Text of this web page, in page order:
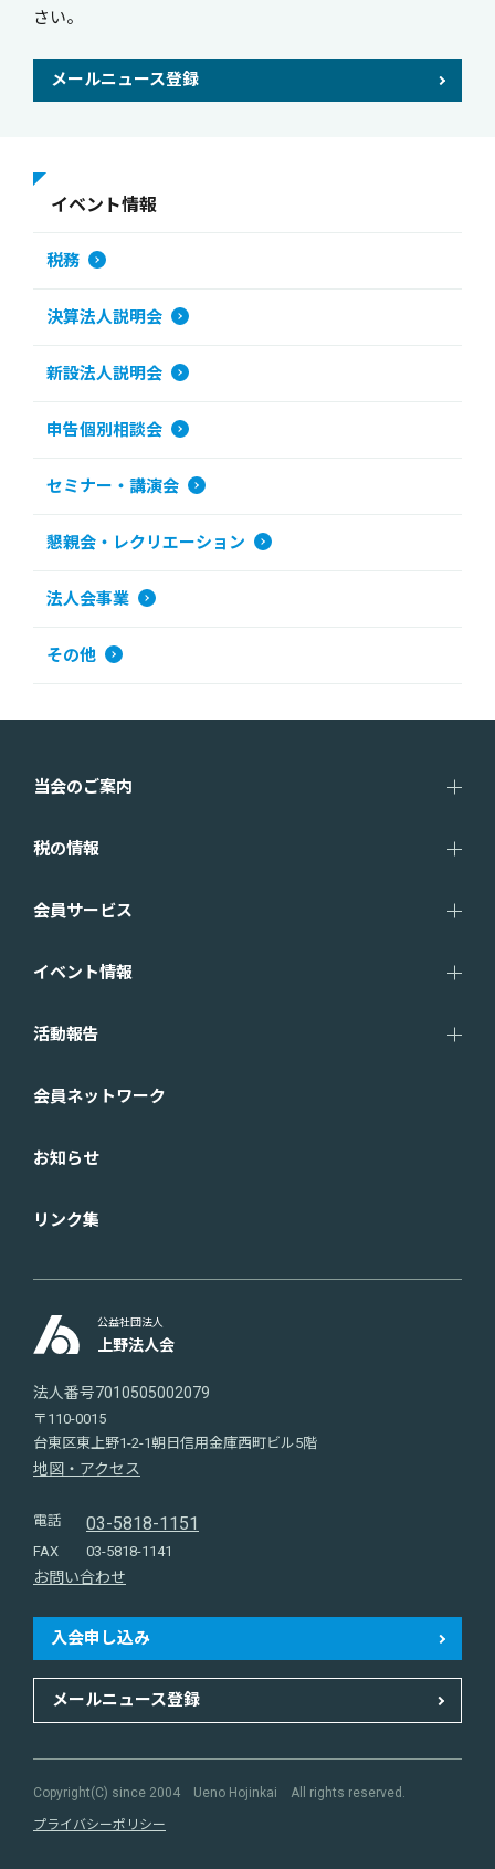
さい。
メールニュース登録
イベント情報
税務
決算法人説明会
新設法人説明会
申告個別相談会
セミナー・講演会
懇親会・レクリエーション
法人会事業
その他
公益社団法人
上野法人会
法人番号7010505002079
〒110-0015
台東区東上野1-2-1朝日信用金庫西町ビル5階
地図・アクセス
電話 03-5818-1151
FAX 03-5818-1141
お問い合わせ
入会申し込み
メールニュース登録
当会のご案内
税の情報
会員サービス
イベント情報
活動報告
会員ネットワーク
お知らせ
リンク集
Copyright(C) since 2004 Ueno Hojinkai All rights reserved.
プライバシーポリシー